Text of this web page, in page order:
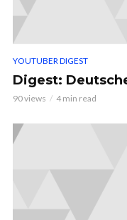
YOUTUBER DIGEST
Digest:
90 views 4 min read